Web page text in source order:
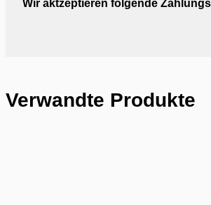
Wir aktzeptieren folgende
Verwandte Produkte